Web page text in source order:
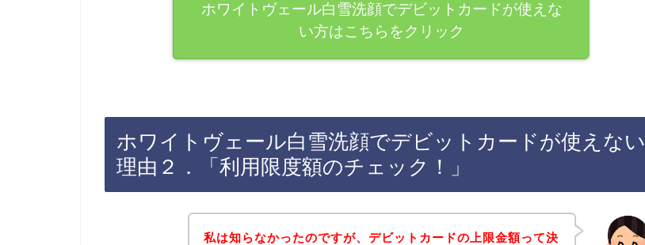
ホワイトヴェール白雪洗顔でデビットカードが使えな
い方はこちらをクリック
ホワイトヴェール白雪洗顔でデビットカードが使えない
理由２．「利用限度額のチェック！」
私は知らなかったのですが、デビットカードの上限金額って決